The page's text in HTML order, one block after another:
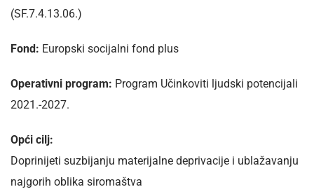
(SF.7.4.13.06.)
Fond: Europski socijalni fond plus
Operativni program: Program Učinkoviti ljudski potencijali
2021.-2027.
Opći cilj:
Doprinijeti suzbijanju materijalne deprivacije i ublažavanju
najgorih oblika siromaštva